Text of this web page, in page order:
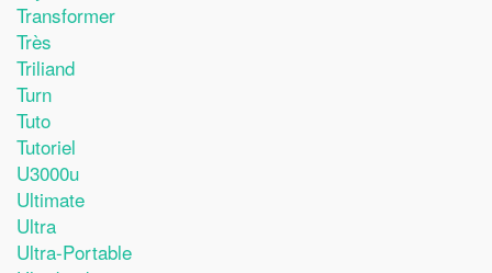
Transformer
Très
Triliand
Turn
Tuto
Tutoriel
U3000u
Ultimate
Ultra
Ultra-Portable